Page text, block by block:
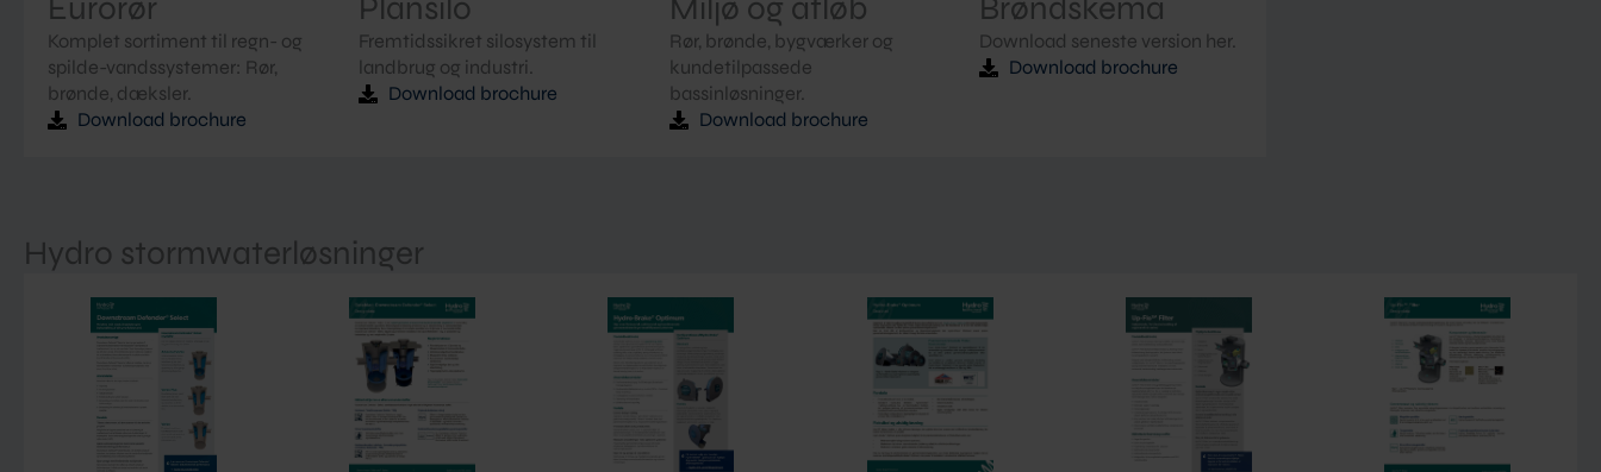
Komplet sortiment til regn- og
spilde-vandssystemer: Rør,
brønde, dæksler.
Download brochure
Fremtidssikret silosystem til
landbrug og industri.
Download brochure
Rør, brønde, bygværker og
kundetilpassede
bassinløsninger.
Download brochure
Download seneste version her.
Download brochure
Hydro stormwaterløsninger